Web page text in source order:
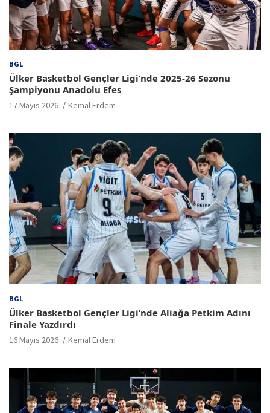
BGL
Ülker Basketbol Gençler Ligi’nde 2025-26 Sezonu
Şampiyonu Anadolu Efes
17 Mayıs 2026 Kemal Erdem
BGL
Ülker Basketbol Gençler Ligi’nde Aliağa Petkim Adını
Finale Yazdırdı
16 Mayıs 2026 Kemal Erdem